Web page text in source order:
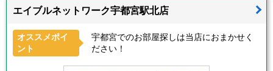
エイブルネットワーク宇都宮駅北店
オススメポイ
ント
宇都宮でのお部屋探しは当店におまかせく
ださい！